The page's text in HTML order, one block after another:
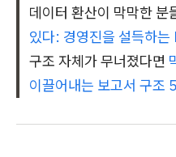
데이터 환산이 막막한 분
있다: 경영진을 설득하
구조 자체가 무너졌다면
이끌어내는 보고서 구조